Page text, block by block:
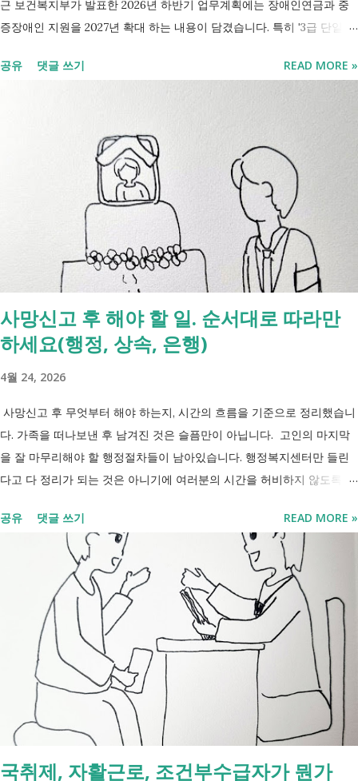
근 보건복지부가 발표한 2026년 하반기 업무계획에는 장애인연금과 중
증장애인 지원을 2027년 확대 하는 내용이 담겼습니다. 특히 '3급 단일장
포함되면서 많은 분들이 관심을 갖고 있습니다. 이번 글에서는 장애인과
니다. 장애인연금과 생계급여 등 복지 지원 상담을 진행하는 모습 7월 16
일 발표된 보건복지부 업무계획에 담긴 내용은 무엇인가요? 2027년 보건
복지부의 업무계획에 담긴 장애인관련은 어떤 내용이 있는지 살펴보겠습
니다. 정부 업무계획 내용 추진 시기 3급 단일장애까지 장애인연금 지급
2027년 중증장애인 생계급여 부양의무자 기준 폐지 2027년 하반기 활동
지원서비스 65세 이후 선택권 보장 2027년 7월 최중증 발달장애인 24시
간 긴급돌봄 확대 확대 추진 장애인 공공일자리 지속 확대 계속 추진 ※
업무계획에 담긴 내용으로, 법 개정과 예산 반영 등을 거쳐 시행될 예정
입니다. 부모와 함께 살아도 장애인연금을 받을 수 있을까요? 이번 보건
복지부 업무계획이 발표된 뒤 많은 분들이 질문하셨습니다. "부모와 같이
요?" 결론부터 말씀드리면 부모와 함께 거주한다는 이유만으로 장애인연
금을 받을 수 없는 것은 아닙니다. 많은 분들이 이번 업무계획에 포함된
'중증장애인 생계급여 부양의무자 기준 폐지' 와 장애인연금 을 같은 제도
로 생각하기 쉽지만, 두 제도는 지급 기준이 서로 다릅니다. 구분 장애인
연금 생계급여 목적 장애로 인한 ...
공유 댓글 쓰기 READ MORE »
사망신고 후 해야 할 일. 순서대로 따라만
하세요(행정, 상속, 은행)
4월 24, 2026
사망신고 후 무엇부터 해야 하는지, 시간의 흐름을 기준으로 정리했습니
다. 가족을 떠나보낸 후 남겨진 것은 슬픔만이 아닙니다. 고인의 마지막
을 잘 마무리해야 할 행정절차들이 남아있습니다. 행정복지센터만 들린
다고 다 정리가 되는 것은 아니기에 여러분의 시간을 허비하지 않도록 정
처리까지 이 흐름만 따라가시면 됩니다. 장례 후 행정 절차 타임라인 장
례식 이후의 정리 절차. 시간 흐름별 정리 사망신고하면서 원스톱으로 모
두 처리 가능한가요? 아닙니다. 안심상속 원스톱서비스를 들어보셨을 겁
니다. 이 서비스는 여러 기관에 흩어진 정보를 조회해주는 서비스일 뿐,
모든 절차를 대신 처리해주지는 않습니다. 행정복지센터에서는 - 금융재
산, 부동산, 세금, 연금 등 '조회' 신청할 수 있습니다. 나머지는 직접 해야
합니다. - 상속포기 또는 한정승인 법원 - 상속세, 취득세 신고 세무서, 시
군구청 - 예금 인출, 보험금 청구 은행, 보험사 사망신고 당일에 끝낼 수
있는 건 '신청까지', 처리는 2주 후 부터입니다. [조회되는 것 vs 안되는
것] 구분 조회 가능 조회 불가 금융 은행, 보험, 증권 사금융, 개인 간 거래
세금 국세, 지방세 - 자산 부동산, 자동차 해외 자산, 현금 기타 연금 사업
상 채무, 구독 [함께보면 좋은 링크] - 부모님 사망 후 ...
공유 댓글 쓰기 READ MORE »
국취제, 자활근로, 조건부수급자가 뭔가